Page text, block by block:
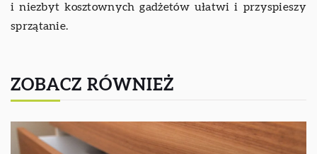
i niezbyt kosztownych gadżetów ułatwi i przyspieszy
sprzątanie.
ZOBACZ RÓWNIEŻ